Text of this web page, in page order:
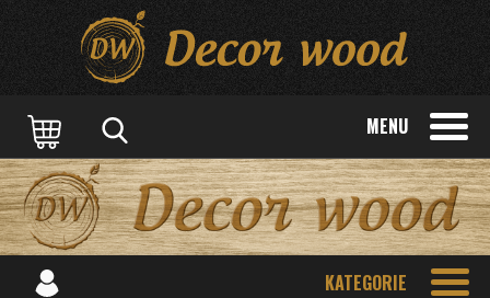
MENU
KATEGORIE